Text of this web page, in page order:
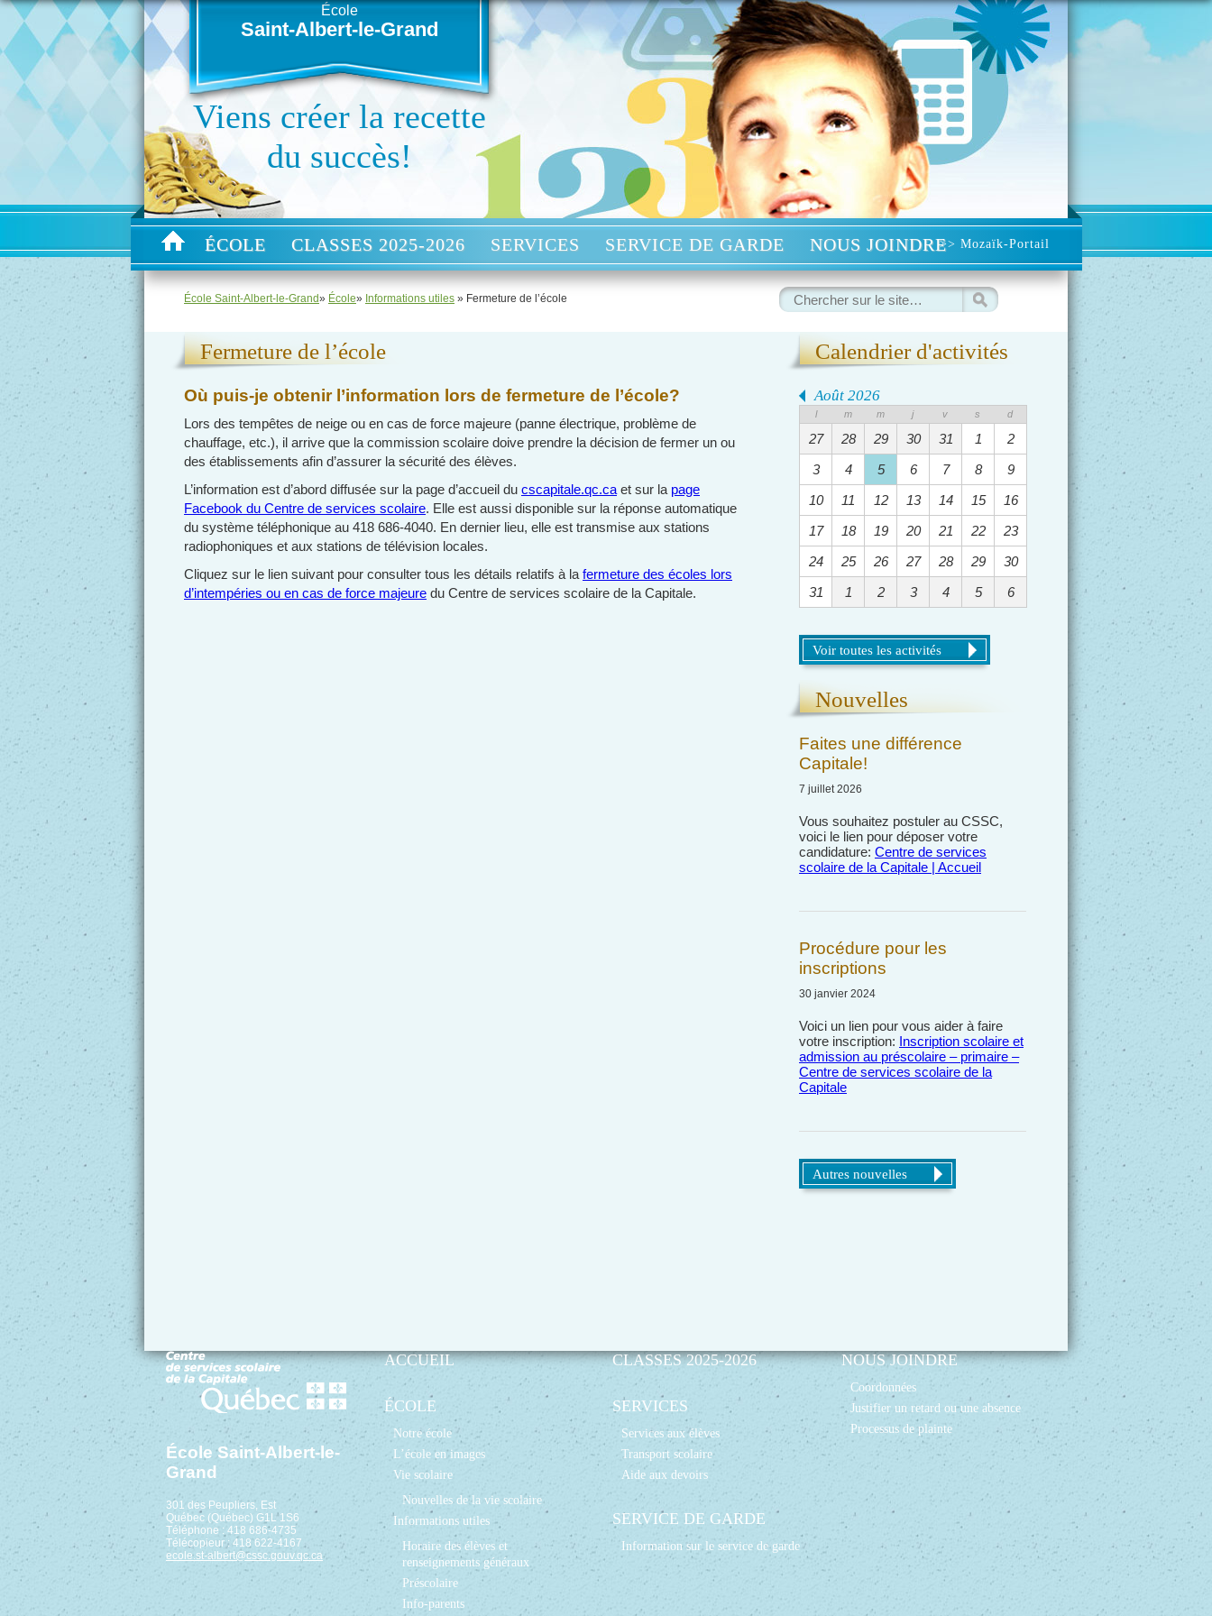
École
Saint-Albert-le-Grand
Viens créer la recette
du succès!
ÉCOLE CLASSES 2025-2026 SERVICES SERVICE DE GARDE NOUS JOINDRE>> Mozaïk-Portail
École Saint-Albert-le-Grand» École» Informations utiles » Fermeture de l’école
Rechercher
:
Fermeture de l’école
Où puis-je obtenir l’information lors de fermeture de l’école?
Lors des tempêtes de neige ou en cas de force majeure (panne électrique, problème de
chauffage, etc.), il arrive que la commission scolaire doive prendre la décision de fermer un ou
des établissements afin d’assurer la sécurité des élèves.
L’information est d’abord diffusée sur la page d’accueil du cscapitale.qc.ca et sur la page
Facebook du Centre de services scolaire. Elle est aussi disponible sur la réponse automatique
du système téléphonique au 418 686-4040. En dernier lieu, elle est transmise aux stations
radiophoniques et aux stations de télévision locales.
Cliquez sur le lien suivant pour consulter tous les détails relatifs à la fermeture des écoles lors
d’intempéries ou en cas de force majeure du Centre de services scolaire de la Capitale.
Calendrier d'activités
◀ Août 2026
l m m j v s d
27 28 29 30 31 1
2
3
4 5 6 7 8
9
10
11 12 13 14 15
16
17
18 19 20 21 22
23
24
25 26 27 28 29
30
31
1 2 3 4 5 6
Voir toutes les activités
Nouvelles
Faites une différence
Capitale!
7 juillet 2026
Vous souhaitez postuler au CSSC,
voici le lien pour déposer votre
candidature: Centre de services
scolaire de la Capitale | Accueil
Procédure pour les
inscriptions
30 janvier 2024
Voici un lien pour vous aider à faire
votre inscription: Inscription scolaire et
admission au préscolaire – primaire –
Centre de services scolaire de la
Capitale
Autres nouvelles
École Saint-Albert-le-
Grand
301 des Peupliers, Est
Québec (Québec) G1L 1S6
Téléphone : 418 686-4735
Télécopieur : 418 622-4167
ecole.st-albert@cssc.gouv.qc.ca
ACCUEIL
ÉCOLE
Notre école
L’école en images
Vie scolaire
Nouvelles de la vie scolaire
Informations utiles
Horaire des élèves et
renseignements généraux
Préscolaire
Info-parents
CLASSES 2025-2026
SERVICES
Services aux élèves
Transport scolaire
Aide aux devoirs
SERVICE DE GARDE
Information sur le service de garde
NOUS JOINDRE
Coordonnées
Justifier un retard ou une absence
Processus de plainte